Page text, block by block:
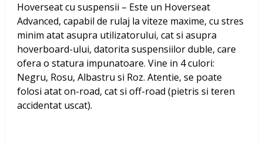
Hoverseat cu suspensii – Este un Hoverseat
Advanced, capabil de rulaj la viteze maxime, cu stres
minim atat asupra utilizatorului, cat si asupra
hoverboard-ului, datorita suspensiilor duble, care
ofera o statura impunatoare. Vine in 4 culori:
Negru, Rosu, Albastru si Roz. Atentie, se poate
folosi atat on-road, cat si off-road (pietris si teren
accidentat uscat).